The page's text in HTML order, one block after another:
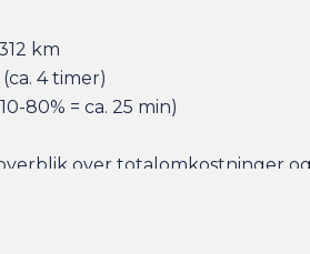
km
4 timer)
80% = ca. 25 min)
over totalomkostninger